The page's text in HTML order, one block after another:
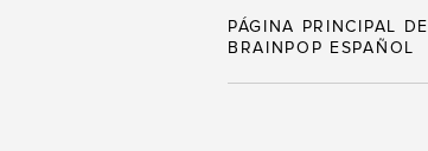
PÁGINA PRINCIPAL DE
BRAINPOP ESPAÑOL